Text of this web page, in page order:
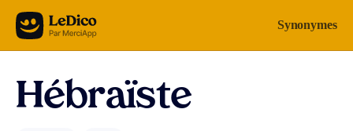
Aller au contenu Synonymes
Hébraïste